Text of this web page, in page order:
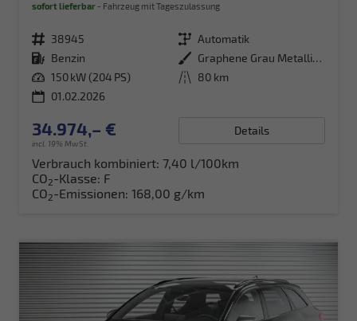
sofort lieferbar Fahrzeug mit Tageszulassung
Fahrzeugnr. 38945 Getriebe Automatik
Kraftstoff Benzin Außenfarbe
Graphene Grau Metallic (R6)
Leistung 150 kW (204 PS) Kilometerstand 80 km
01.02.2026
34.974,– €
incl. 19% MwSt.
Details
Verbrauch kombiniert: 7,40 l/100km
CO2-Klasse: F
CO2-Emissionen: 168,00 g/km